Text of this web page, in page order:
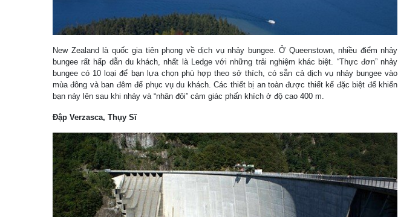
New Zealand là quốc gia tiên phong về dịch vụ nhảy bungee. Ở Queenstown, nhiều điểm nhảy
bungee rất hấp dẫn du khách, nhất là Ledge với những trải nghiệm khác biệt. “Thực đơn” nhảy
bungee có 10 loại để bạn lựa chọn phù hợp theo sở thích, có sẵn cả dịch vụ nhảy bungee vào
mùa đông và ban đêm để phục vụ du khách. Các thiết bị an toàn được thiết kế đặc biệt để khiến
bạn nảy lên sau khi nhảy và “nhân đôi” cảm giác phấn khích ở độ cao 400 m.
Đập Verzasca, Thụy Sĩ